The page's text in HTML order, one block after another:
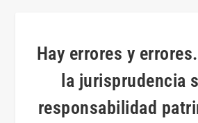
Hay errores y
la jurisprudencia
responsabilidad